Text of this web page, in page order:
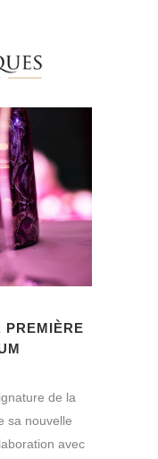
PREMIÈRE
de la
sa nouvelle
avec